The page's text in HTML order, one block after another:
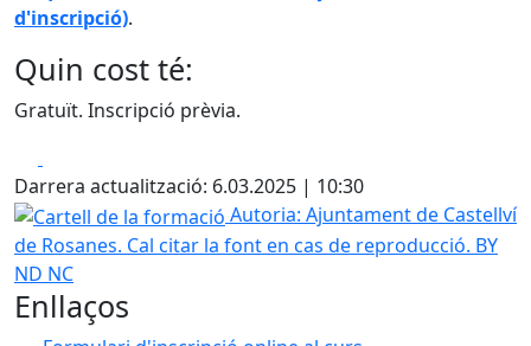
d'inscripció).
Quin cost té:
Gratuït. Inscripció prèvia.
Darrera actualització: 6.03.2025 | 10:30
Cartell de la formació
Autoria: Ajuntament de Castellví
de Rosanes. Cal citar la font en cas de reproducció. BY
ND NC
Enllaços